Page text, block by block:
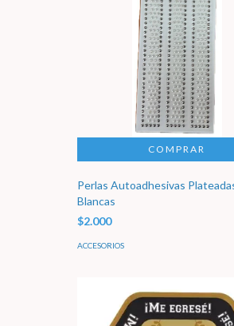
Perlas Autoadhesivas
Blancas
$2.000
ACCESORIOS